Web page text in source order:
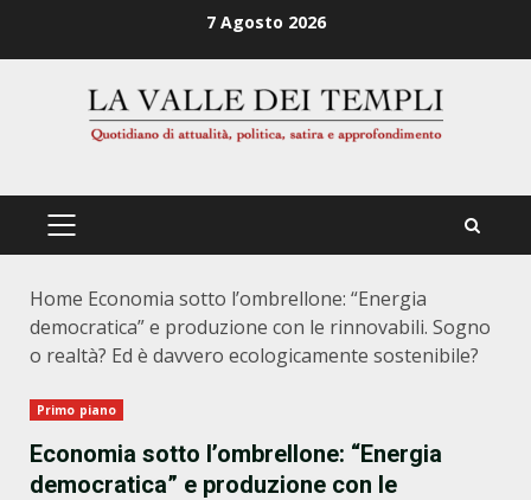
7 Agosto 2026
PRIMÄRES
Home Economia sotto l’ombrellone: “Energia
democratica” e produzione con le rinnovabili. Sogno
o realtà? Ed è davvero ecologicamente sostenibile?
Primo piano
Economia sotto l’ombrellone: “Energia
democratica” e produzione con le